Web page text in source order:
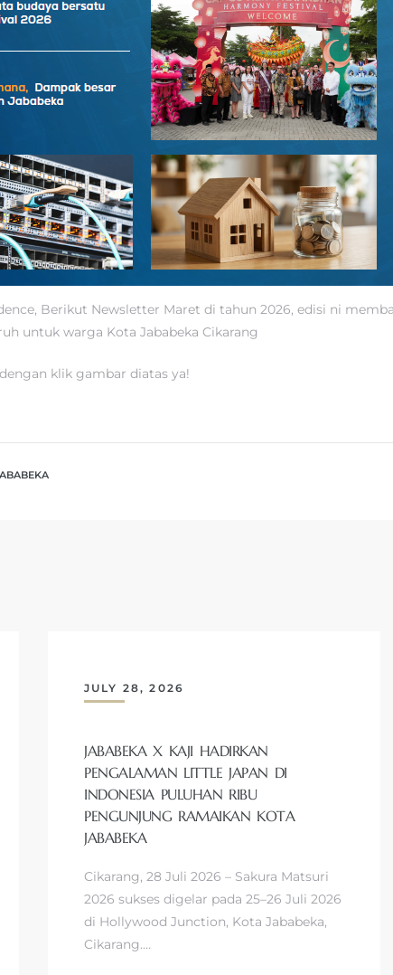
Berikut Newsletter Maret di tahun 2026, edisi ni
untuk warga Kota Jababeka Cikarang
klik gambar diatas ya!
JULY 28, 2026
JABABEKA X KAJI HADIRKAN
PENGALAMAN LITTLE JAPAN DI
INDONESIA PULUHAN RIBU
PENGUNJUNG RAMAIKAN KOTA
JABABEKA
Cikarang, 28 Juli 2026 – Sakura Matsuri
2026 sukses digelar pada 25–26 Juli 2026
di Hollywood Junction, Kota Jababeka,
Cikarang.…